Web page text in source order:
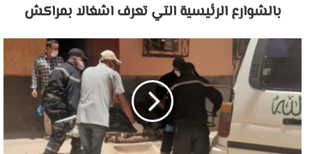
بالشوارع الرئيسية التي تعرف اشغالا بمراكش